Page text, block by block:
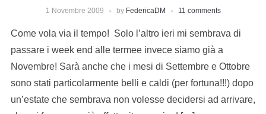
1 Novembre 2009 by FedericaDM 11 comments
Come vola via il tempo! Solo l’altro ieri mi sembrava di
passare i week end alle termee invece siamo già a
Novembre! Sarà anche che i mesi di Settembre e Ottobre
sono stati particolarmente belli e caldi (per fortuna!!!) dopo
un’estate che sembrava non volesse decidersi ad arrivare,